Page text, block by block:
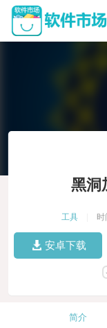
黑洞
工具
安卓下载
简介